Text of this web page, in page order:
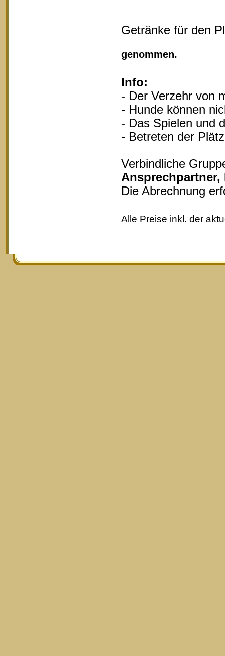
Getränke für den
genommen.
Info:
- Der Verzehr von
- Hunde können
- Das Spielen und
- Betreten der
Verbindliche
Die Abrechnung
Alle Preise inkl. der